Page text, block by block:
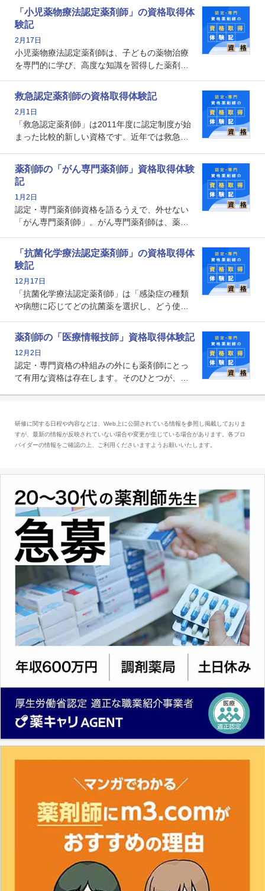
となります。取得要件は多岐に渡り、審査も複
数回ありますが、患者さんに対して一定の能力
の証明になる資格と言えます。
「小児薬物療法認定薬剤師」の資格取得体
験記
2月17日
小児薬物療法認定薬剤師は、子どもの薬物治療
を専門的に学び、高度な知識を習得した薬剤師
や、特有の疾患、心理状況を理解し、専門性を
深めることで、子どもとその保護者に寄り添え
る存在です。今回はそんな小児薬物療法認定薬
剤師の取得体験記をご紹介します。
救急認定薬剤師の資格取得体験記
2月1日
「救急認定薬剤師」は2011年度に認定制度が始
まった比較的新しい資格です。近年では救急病
増えているのではないでしょうか。今回はそん
な救急認定薬剤師の取得体験記をご紹介しま
す。
薬剤師の「がん専門薬剤師」資格取得体験
記
1月2日
認定・専門薬剤師資格を語るうえで、外せない
「がん専門薬剤師」。がん専門薬剤師は、薬剤
関する資格として、2009年に発足しました。薬
剤師の専門性を活かして高度化するがん医療に
貢献する姿は、今も病院薬剤師にとって一目置
かれる存在です。
「抗菌化学療法認定薬剤師」の資格取得体
験記
12月17日
「抗菌化学療法認定薬剤師」は「感染症の種類
や病態に応じてどの抗菌薬を選択し、どう使っ
る薬剤師です。現在、感染防止対策加算の施設
基準に専任の薬剤師配置が挙げられており、今
後は感染症領域で薬剤師に、より多くの役割が
求められる可能性もあります。
薬剤師の「医療情報技師」資格取得体験記
12月2日
認定・専門資格の枠組みの外にも薬剤師にとっ
て有用な資格は存在します。そのひとつが、
とは、病院薬剤師を中心に大きな武器になりま
す。
研修に関する日程や内容などは、Web上に公開されている情報を参照し掲載しておりま
すが、最新の情報が反映されていない場合や変更が生じている場合があります。各プロ
バイダーの情報をご確認の上、ご利用くださいますようお願いいたします。